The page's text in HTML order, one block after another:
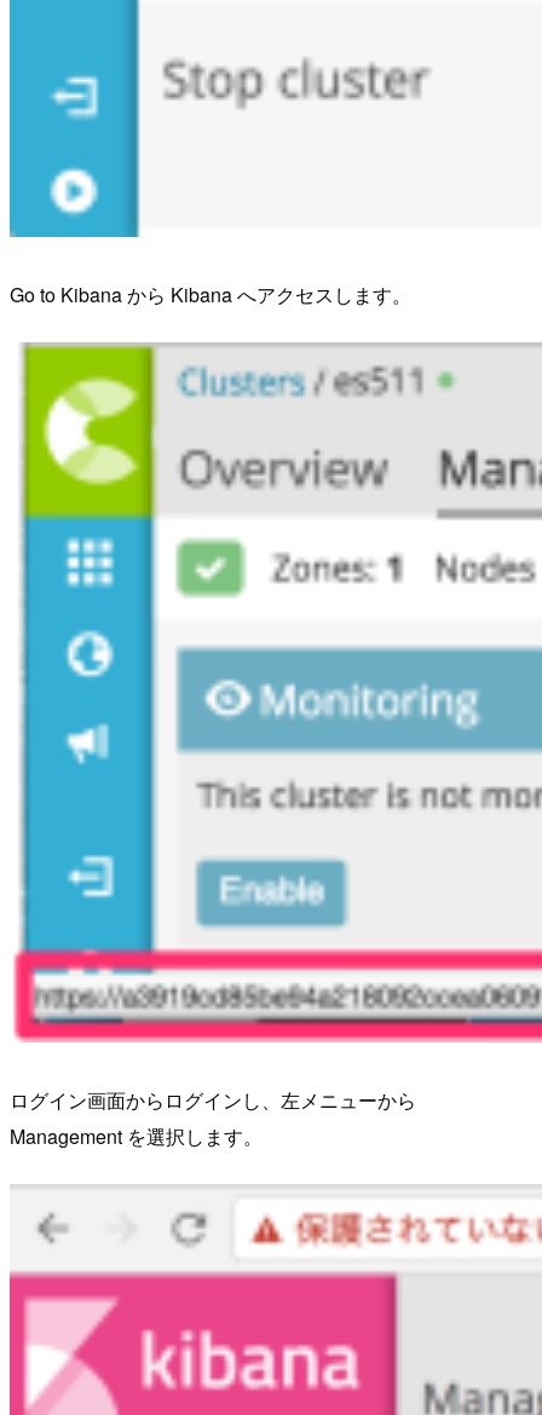
Go to Kibana から Kibana へアクセスします。
ログイン画面からログインし、左メニューから
Management を選択します。